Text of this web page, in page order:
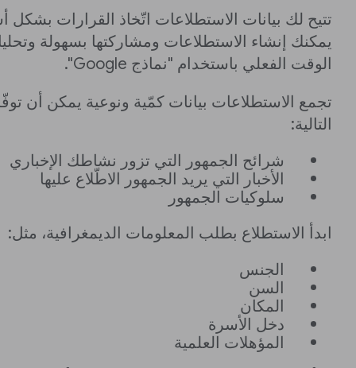
تتيح لك بيانات الاستطلاعات اتّخاذ القرارات
يمكنك إنشاء الاستطلاعات ومشاركتها بسهولة
الوقت الفعلي باستخدام "نماذج Google".
تجمع الاستطلاعات بيانات كمّية ونوعية يمكن أن
التالية:
شرائح الجمهور التي تزور نشاطك الإخباري
الأخبار التي يريد الجمهور الاطّلاع عليها
سلوكيات الجمهور
ابدأ الاستطلاع بطلب المعلومات الديمغرافية، مثل:
الجنس
السن
المكان
دخل الأسرة
المؤهلات العلمية